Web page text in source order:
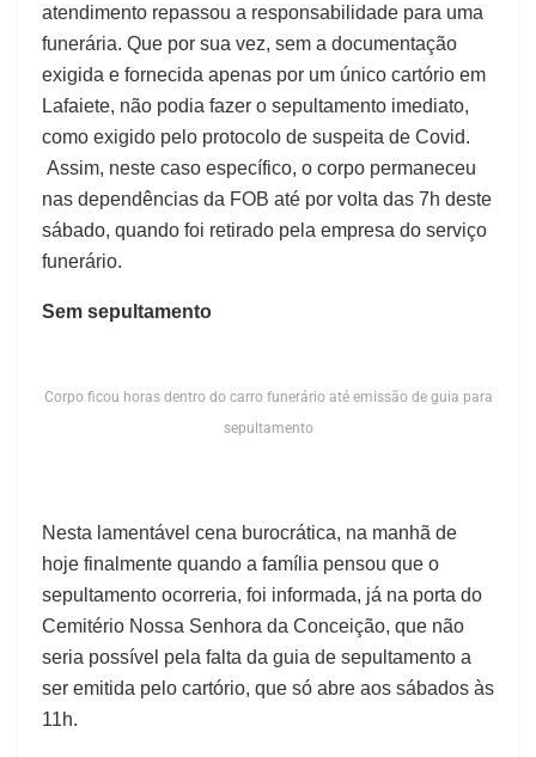
atendimento repassou a responsabilidade para uma
funerária. Que por sua vez, sem a documentação
exigida e fornecida apenas por um único cartório em
Lafaiete, não podia fazer o sepultamento imediato,
como exigido pelo protocolo de suspeita de Covid.
Assim, neste caso específico, o corpo permaneceu
nas dependências da FOB até por volta das 7h deste
sábado, quando foi retirado pela empresa do serviço
funerário.
Sem sepultamento
Corpo ficou horas dentro do carro funerário até emissão de guia para
sepultamento
Nesta lamentável cena burocrática, na manhã de
hoje finalmente quando a família pensou que o
sepultamento ocorreria, foi informada, já na porta do
Cemitério Nossa Senhora da Conceição, que não
seria possível pela falta da guia de sepultamento a
ser emitida pelo cartório, que só abre aos sábados às
11h.